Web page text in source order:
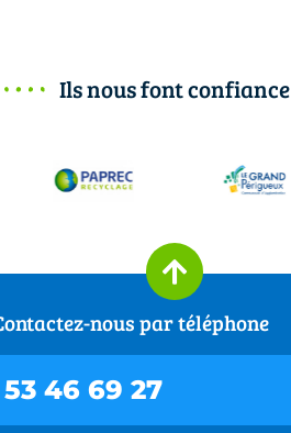
Ils nous font confiance
nous par téléphone
46 69 27